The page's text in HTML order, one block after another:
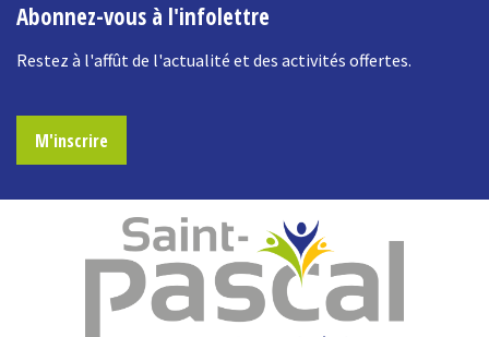
Abonnez-vous à l'infolettre
Restez à l'affût de l'actualité et des activités offertes.
M'inscrire